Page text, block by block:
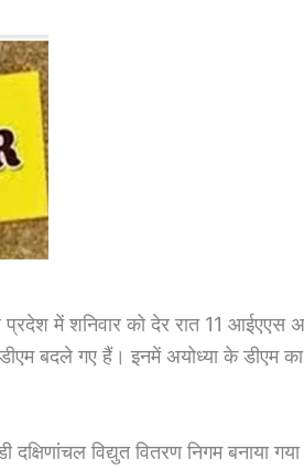
में शनिवार को देर रात 11 आईएएस
बदले गए हैं। इनमें अयोध्या के डीएम का
विद्युत वितरण निगम बनाया